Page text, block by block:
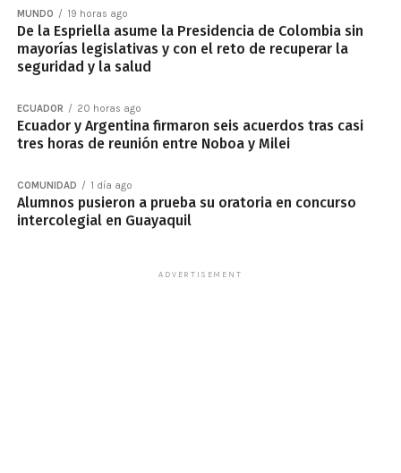
MUNDO 19 horas ago
De la Espriella asume la Presidencia de Colombia sin
mayorías legislativas y con el reto de recuperar la
seguridad y la salud
ECUADOR 20 horas ago
Ecuador y Argentina firmaron seis acuerdos tras casi
tres horas de reunión entre Noboa y Milei
COMUNIDAD 1 día ago
Alumnos pusieron a prueba su oratoria en concurso
intercolegial en Guayaquil
ADVERTISEMENT